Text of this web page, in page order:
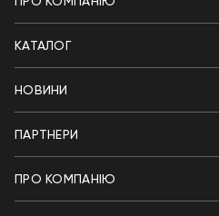
КАТАЛОГ
НОВИНИ
ПАРТНЕРИ
ПРО КОМПАНІЮ